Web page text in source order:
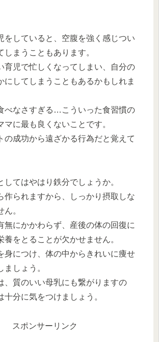
をしていると、空腹を強く感じつい
しまうこともあります。
育児で忙しくなってしまい、自分の
にしてしまうこともあるかもしれま
べなさすぎる…こういった食習慣の
マに最も良くないことです。
の成功から遠ざかる行為だと覚えて
してはやはり鉄分でしょうか。
作られますから、しっかり摂取しな
。
無にかかわらず、産後の体の回復に
養をとることが欠かせません。
身につけ、体の中からきれいに痩せ
ましょう。
、質のいい母乳にも繋がりますの
十分に気をつけましょう。
スポンサーリンク